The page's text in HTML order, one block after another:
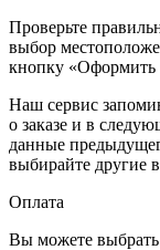
Проверьте
выбор
кнопку «Оформить
Наш сервис
о заказе и в
данные
выбирайте другие
Оплата
Вы можете выбрать